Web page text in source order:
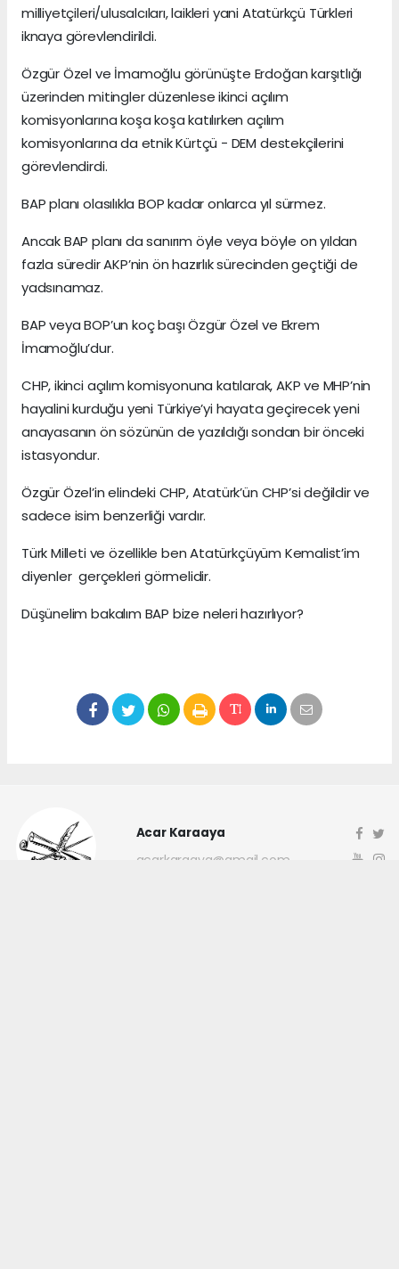
milliyetçileri/ulusalcıları, laikleri yani Atatürkçü Türkleri
iknaya görevlendirildi.
Özgür Özel ve İmamoğlu görünüşte Erdoğan karşıtlığı
üzerinden mitingler düzenlese ikinci açılım
komisyonlarına koşa koşa katılırken açılım
komisyonlarına da etnik Kürtçü - DEM destekçilerini
görevlendirdi.
BAP planı olasılıkla BOP kadar onlarca yıl sürmez.
Ancak BAP planı da sanırım öyle veya böyle on yıldan
fazla süredir AKP’nin ön hazırlık sürecinden geçtiği de
yadsınamaz.
BAP veya BOP’un koç başı Özgür Özel ve Ekrem
İmamoğlu’dur.
CHP, ikinci açılım komisyonuna katılarak, AKP ve MHP’nin
hayalini kurduğu yeni Türkiye’yi hayata geçirecek yeni
anayasanın ön sözünün de yazıldığı sondan bir önceki
istasyondur.
Özgür Özel’in elindeki CHP, Atatürk’ün CHP’si değildir ve
sadece isim benzerliği vardır.
Türk Milleti ve özellikle ben Atatürkçüyüm Kemalist’im
diyenler gerçekleri görmelidir.
Düşünelim bakalım BAP bize neleri hazırlıyor?
Acar Karaaya
acarkaraaya@gmail.com